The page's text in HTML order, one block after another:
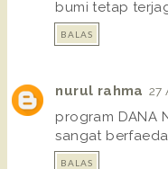
bumi tetap
BALAS
nurul rahma 27
program DANA
sangat
BALAS